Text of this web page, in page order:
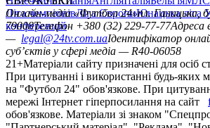
Ліга чемпіонівЛіга ЄвропиЮнацька
конференцій
Онлайн-медіа «Футбол 24»пл. Галицька,
79008Телефон +380 (32) 229-77-77Адреса
— legal@24tv.com.uaІдентифікатор
суб’єктів у сфері медіа — R40-06058
21+Матеріали сайту призначені для осіб
При цитуванні і використанні будь-яких
на "Футбол 24" обов'язкове. При
мережі Інтернет гіперпосилання на сайт
обов'язкове. Матеріали зі знаком